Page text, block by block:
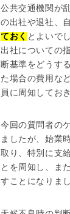
公共交通機関が
の出社や退社、
ておく とよいで
出社についての
断基準をどうす
た場合の費用な
員に周知してお
今回の質問者の
ましたが、始業
取り、特別に支
とを周知し、ま
すことになりまし